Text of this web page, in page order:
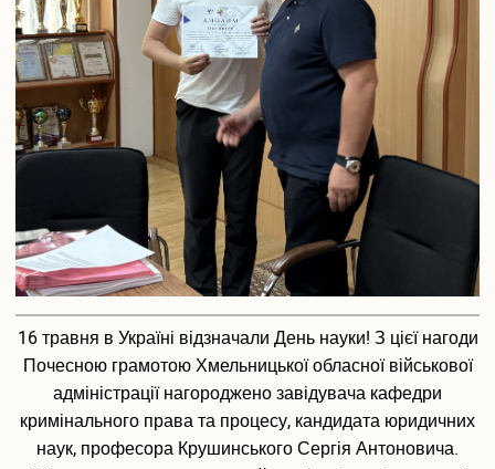
Подача електронної заяви
Поновлення та переведення на навчання
Реєстраціія електронного кабіінету для вступу на
магістратуру
Інформація про вступ до аспірантури і докторантури
Програми вступних випробувань
Рейтингові списки
Захист персональних даних
Ваучер на навчання від центру зайнятості
Особам з особливими освітніми потребами
Військова кафедра
Проживання студентів
Освіта іноземних студентів
Студенту
Оголошення
Освітній процес
16 травня в Україні відзначали День науки! З цієї нагоди
Почесною грамотою Хмельницької обласної військової
адміністрації нагороджено завідувача кафедри
кримінального права та процесу, кандидата юридичних
наук, професора Крушинського Сергія Антоновича.